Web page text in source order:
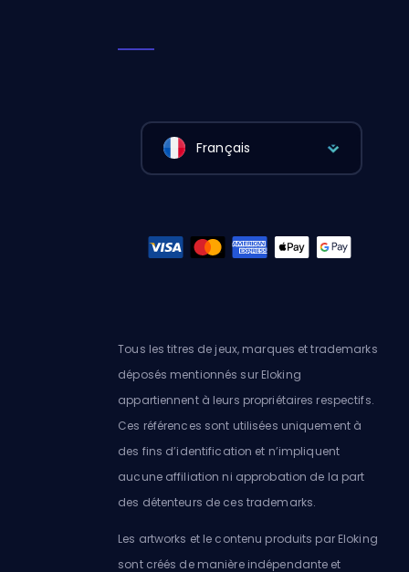
Français
Tous les titres de jeux, marques et trademarks
déposés mentionnés sur Eloking
appartiennent à leurs propriétaires respectifs.
Ces références sont utilisées uniquement à
des fins d’identification et n’impliquent
aucune affiliation ni approbation de la part
des détenteurs de ces trademarks.
Les artworks et le contenu produits par Eloking
sont créés de manière indépendante et